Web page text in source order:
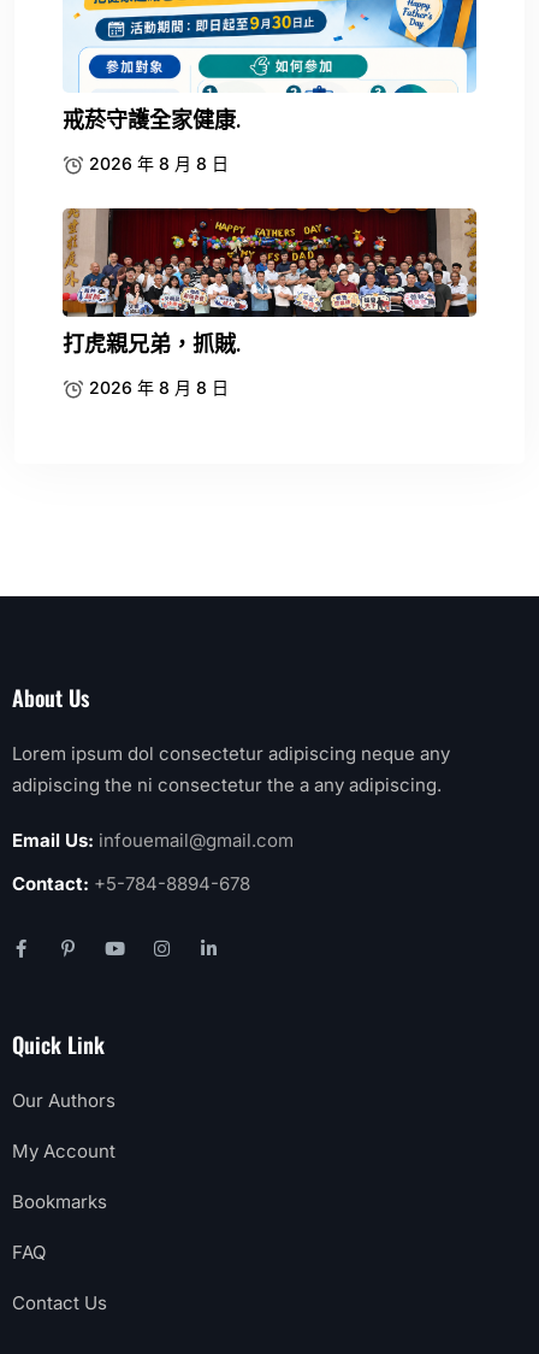
戒菸守護全家健康.
2026 年 8 月 8 日
打虎親兄弟，抓賊.
2026 年 8 月 8 日
About Us
Lorem ipsum dol consectetur adipiscing neque any
adipiscing the ni consectetur the a any adipiscing.
Email Us: infouemail@gmail.com
Contact: +5-784-8894-678
Quick Link
Our Authors
My Account
Bookmarks
FAQ
Contact Us